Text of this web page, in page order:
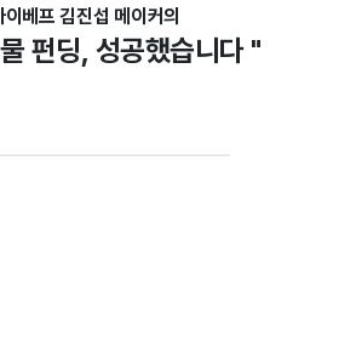
이베프 김진섭 메이커의
펀딩, 성공했습니다 "